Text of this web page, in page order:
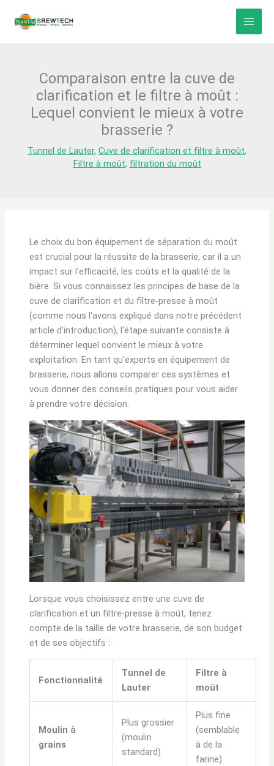
Comparaison entre la cuve de
clarification et le filtre à moût :
Lequel convient le mieux à votre
brasserie ?
Tunnel de Lauter, Cuve de clarification et filtre à moût,
Filtre à moût, filtration du moût
Le choix du bon équipement de séparation du moût
est crucial pour la réussite de la brasserie, car il a un
impact sur l'efficacité, les coûts et la qualité de la
bière. Si vous connaissez les principes de base de la
cuve de clarification et du filtre-presse à moût
(comme nous l'avons expliqué dans notre précédent
article d'introduction), l'étape suivante consiste à
déterminer lequel convient le mieux à votre
exploitation. En tant qu'experts en équipement de
brasserie, nous allons comparer ces systèmes et
vous donner des conseils pratiques pour vous aider
à prendre votre décision.
Lorsque vous choisissez entre une cuve de
clarification et un filtre-presse à moût, tenez
compte de la taille de votre brasserie, de son budget
et de ses objectifs :
Fonctionnalité
Tunnel de
Lauter
Filtre à
moût
Moulin à
grains
Plus grossier
(moulin
standard)
Plus fine
(semblable
à de la
farine)